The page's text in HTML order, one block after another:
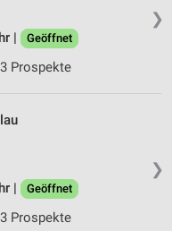
❯
|
Geöffnet
Prospekte
❯
|
Geöffnet
Prospekte